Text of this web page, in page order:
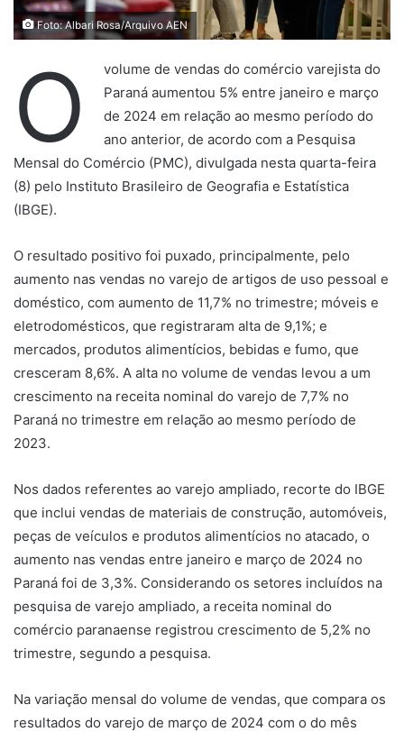
Foto: Albari Rosa/Arquivo AEN
O
volume de vendas do comércio varejista do
Paraná aumentou 5% entre janeiro e março
de 2024 em relação ao mesmo período do
ano anterior, de acordo com a Pesquisa
Mensal do Comércio (PMC), divulgada nesta quarta-feira
(8) pelo Instituto Brasileiro de Geografia e Estatística
(IBGE).
O resultado positivo foi puxado, principalmente, pelo
aumento nas vendas no varejo de artigos de uso pessoal e
doméstico, com aumento de 11,7% no trimestre; móveis e
eletrodomésticos, que registraram alta de 9,1%; e
mercados, produtos alimentícios, bebidas e fumo, que
cresceram 8,6%. A alta no volume de vendas levou a um
crescimento na receita nominal do varejo de 7,7% no
Paraná no trimestre em relação ao mesmo período de
2023.
Nos dados referentes ao varejo ampliado, recorte do IBGE
que inclui vendas de materiais de construção, automóveis,
peças de veículos e produtos alimentícios no atacado, o
aumento nas vendas entre janeiro e março de 2024 no
Paraná foi de 3,3%. Considerando os setores incluídos na
pesquisa de varejo ampliado, a receita nominal do
comércio paranaense registrou crescimento de 5,2% no
trimestre, segundo a pesquisa.
Na variação mensal do volume de vendas, que compara os
resultados do varejo de março de 2024 com o do mês